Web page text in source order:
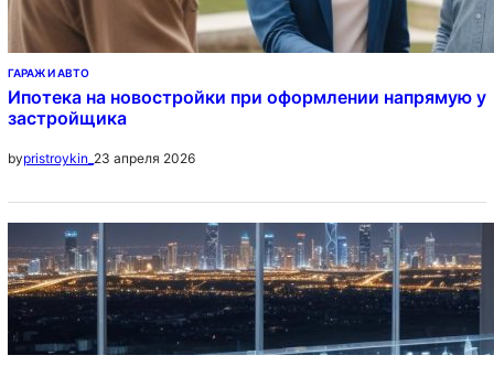
ГАРАЖ И АВТО
Ипотека на новостройки при оформлении напрямую у
застройщика
bypristroykin_ 23 апреля 2026